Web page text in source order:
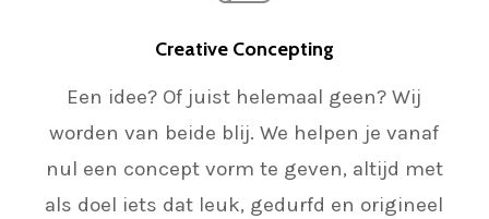
Creative Concepting
Een idee? Of juist helemaal geen? Wij
worden van beide blij. We helpen je vanaf
nul een concept vorm te geven, altijd met
als doel iets dat leuk, gedurfd en origineel